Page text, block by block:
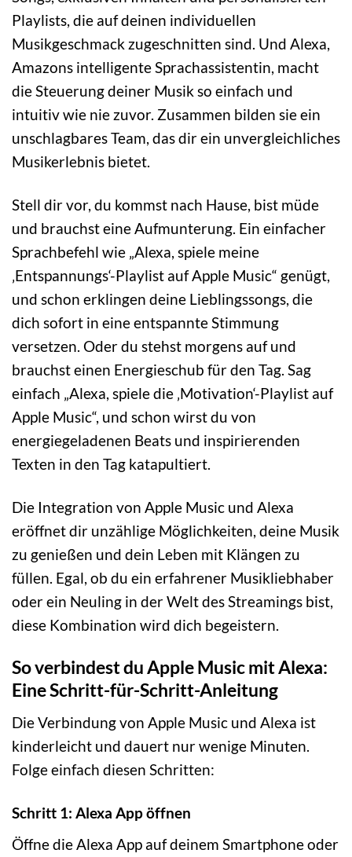
Playlists, die auf deinen individuellen
Musikgeschmack zugeschnitten sind. Und Alexa,
Amazons intelligente Sprachassistentin, macht
die Steuerung deiner Musik so einfach und
intuitiv wie nie zuvor. Zusammen bilden sie ein
unschlagbares Team, das dir ein unvergleichliches
Musikerlebnis bietet.
Stell dir vor, du kommst nach Hause, bist müde
und brauchst eine Aufmunterung. Ein einfacher
Sprachbefehl wie „Alexa, spiele meine
‚Entspannungs‘-Playlist auf Apple Music“ genügt,
und schon erklingen deine Lieblingssongs, die
dich sofort in eine entspannte Stimmung
versetzen. Oder du stehst morgens auf und
brauchst einen Energieschub für den Tag. Sag
einfach „Alexa, spiele die ‚Motivation‘-Playlist auf
Apple Music“, und schon wirst du von
energiegeladenen Beats und inspirierenden
Texten in den Tag katapultiert.
Die Integration von Apple Music und Alexa
eröffnet dir unzählige Möglichkeiten, deine Musik
zu genießen und dein Leben mit Klängen zu
füllen. Egal, ob du ein erfahrener Musikliebhaber
oder ein Neuling in der Welt des Streamings bist,
diese Kombination wird dich begeistern.
So verbindest du Apple Music mit Alexa:
Eine Schritt-für-Schritt-Anleitung
Die Verbindung von Apple Music und Alexa ist
kinderleicht und dauert nur wenige Minuten.
Folge einfach diesen Schritten:
Schritt 1: Alexa App öffnen
Öffne die Alexa App auf deinem Smartphone oder